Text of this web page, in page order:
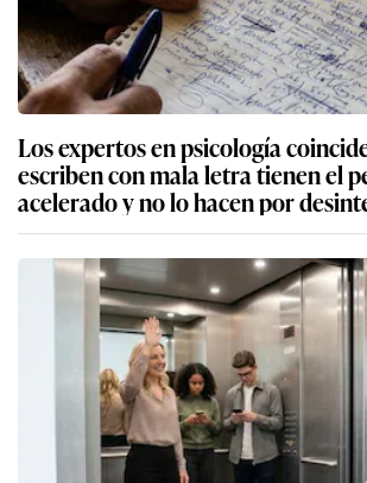
Los expertos en psicología
escriben con mala letra tienen el
acelerado y no lo hacen por